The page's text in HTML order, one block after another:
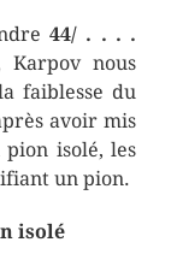
44/ . . . .
Karpov nous
faiblesse du
avoir mis
isolé, les
un pion.
isolé